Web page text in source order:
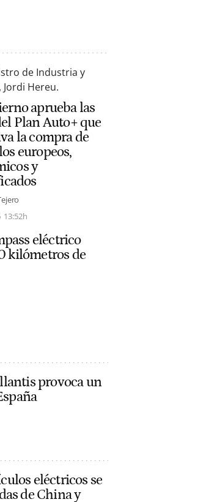
aprueba las
Plan Auto+ que
la compra de
europeos,
y
13:52h
eléctrico
kilómetros de
provoca un
eléctricos se
de China y